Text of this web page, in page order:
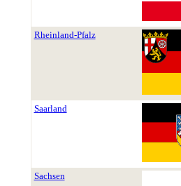
Rheinland-Pfalz
Saarland
Sachsen